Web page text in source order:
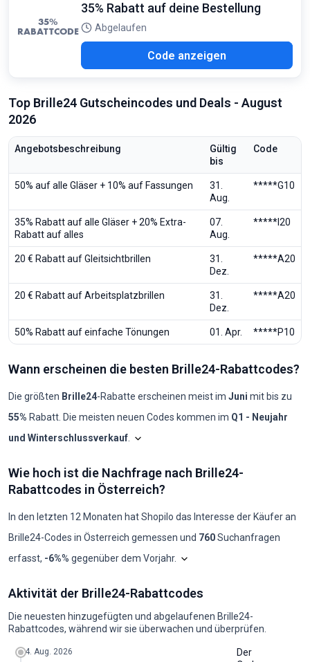
35%
RABATTCODE
35% Rabatt auf deine Bestellung
Abgelaufen
Code anzeigen
Top Brille24 Gutscheincodes und Deals - August
2026
Angebotsbeschreibung
Gültig
bis
Code
50% auf alle Gläser + 10% auf Fassungen
31.
Aug.
*****G10
35% Rabatt auf alle Gläser + 20% Extra-
Rabatt auf alles
07.
Aug.
*****I20
20 € Rabatt auf Gleitsichtbrillen
31.
Dez.
*****A20
20 € Rabatt auf Arbeitsplatzbrillen
31.
Dez.
*****A20
50% Rabatt auf einfache Tönungen 01. Apr. *****P10
Wann erscheinen die besten Brille24-Rabattcodes?
Die größten Brille24-Rabatte erscheinen meist im Juni mit bis zu
55% Rabatt. Die meisten neuen Codes kommen im Q1 - Neujahr
und Winterschlussverkauf
Monat Neue CodesMax. RabattMin. RabattCodes ≥50%
2025-080 - -
2025-100 - - 0 0
2025-124 50% 30% 2 0
2026-01
35% 35%
2026-02
5 50% 10%
2026-044 50% 35% 2
2026-066 55% 25% 2
2026-075 35% 30% 0 0
Wie hoch ist die Nachfrage nach Brille24-
Rabattcodes in Österreich?
In den letzten 12 Monaten hat Shopilo das Interesse der Käufer an
Brille24-Codes in Österreich gemessen und 760Suchanfragen
erfasst, -6%% gegenüber dem Vorjahr.
Jahr
Jän Feb Mär Apr Mai Jun Jul Aug
2024
30 30 40 30 50 20 40
2025 90 30 20 390 320 170 90 30 10 20
2026 10 10 10 70 82 44 23 8 3 - -
Aktivität der Brille24-Rabattcodes
Die neuesten hinzugefügten und abgelaufenen Brille24-
Rabattcodes, während wir sie überwachen und überprüfen.
4. Aug. 2026
Der